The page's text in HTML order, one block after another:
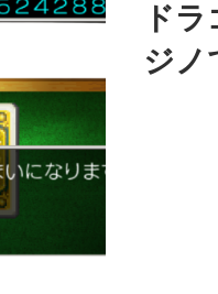
ド
ジノ